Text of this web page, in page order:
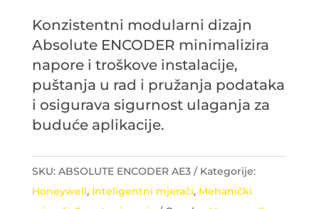
Konzistentni modularni dizajn
Absolute ENCODER minimalizira
napore i troškove instalacije,
puštanja u rad i pružanja podataka
i osigurava sigurnost ulaganja za
buduće aplikacije.
SKU: ABSOLUTE ENCODER AE3
Kategorije:
Honeywell, Inteligentni mjerači, Mehanički